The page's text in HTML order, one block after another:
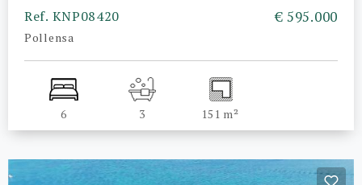
Ref. KNP08420
Pollensa
€ 595.000
6 3 151 m²